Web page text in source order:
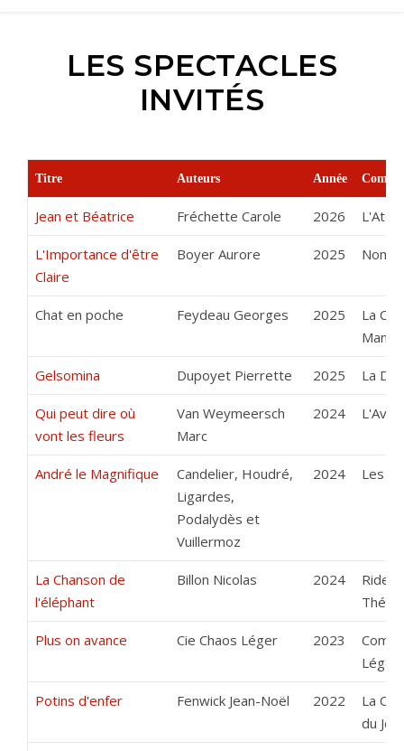
LES SPECTACLES
INVITÉS
Titre Auteurs Année
Jean et Béatrice Fréchette Carole 2026
L'Importance d'être
Claire
Boyer Aurore 2025 Nom
Chat en poche Feydeau Georges 2025
La
Gelsomina Dupoyet Pierrette 2025 La
Qui peut dire où
vont les fleurs
Van Weymeersch
Marc
2024
André le Magnifique
Candelier, Houdré,
Ligardes,
Podalydès et
Vuillermoz
2024 Les
La Chanson de
l'éléphant
Billon Nicolas 2024
Plus on avance Cie Chaos Léger 2023
Léger
Potins d'enfer Fenwick Jean-Noël 2022
La
du Jour